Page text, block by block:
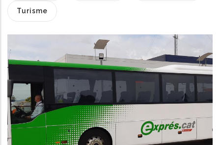
Turisme
El Baix Penedès Estrena Dues
Línies De Bus Exprés Amb
Barcelona A Partir De Dilluns 1 De
Setembre
Altres P. econòmica